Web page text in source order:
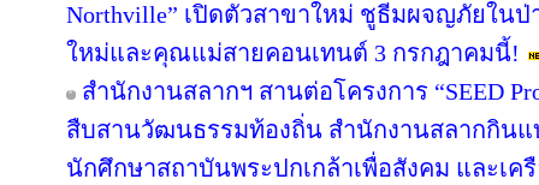
Northville” เปิดตัวสาขาใหม่ ชูธีมผจญภัยในป่
ใหม่และคุณแม่สายคอนเทนต์ 3 กรกฎาคมนี้!
สำนักงานสลากฯ สานต่อโครงการ “SEED
สืบสานวัฒนธรรมท้องถิ่น สำนักงานสลากกินแ
นักศึกษาสถาบันพระปกเกล้าเพื่อสังคม และเครื